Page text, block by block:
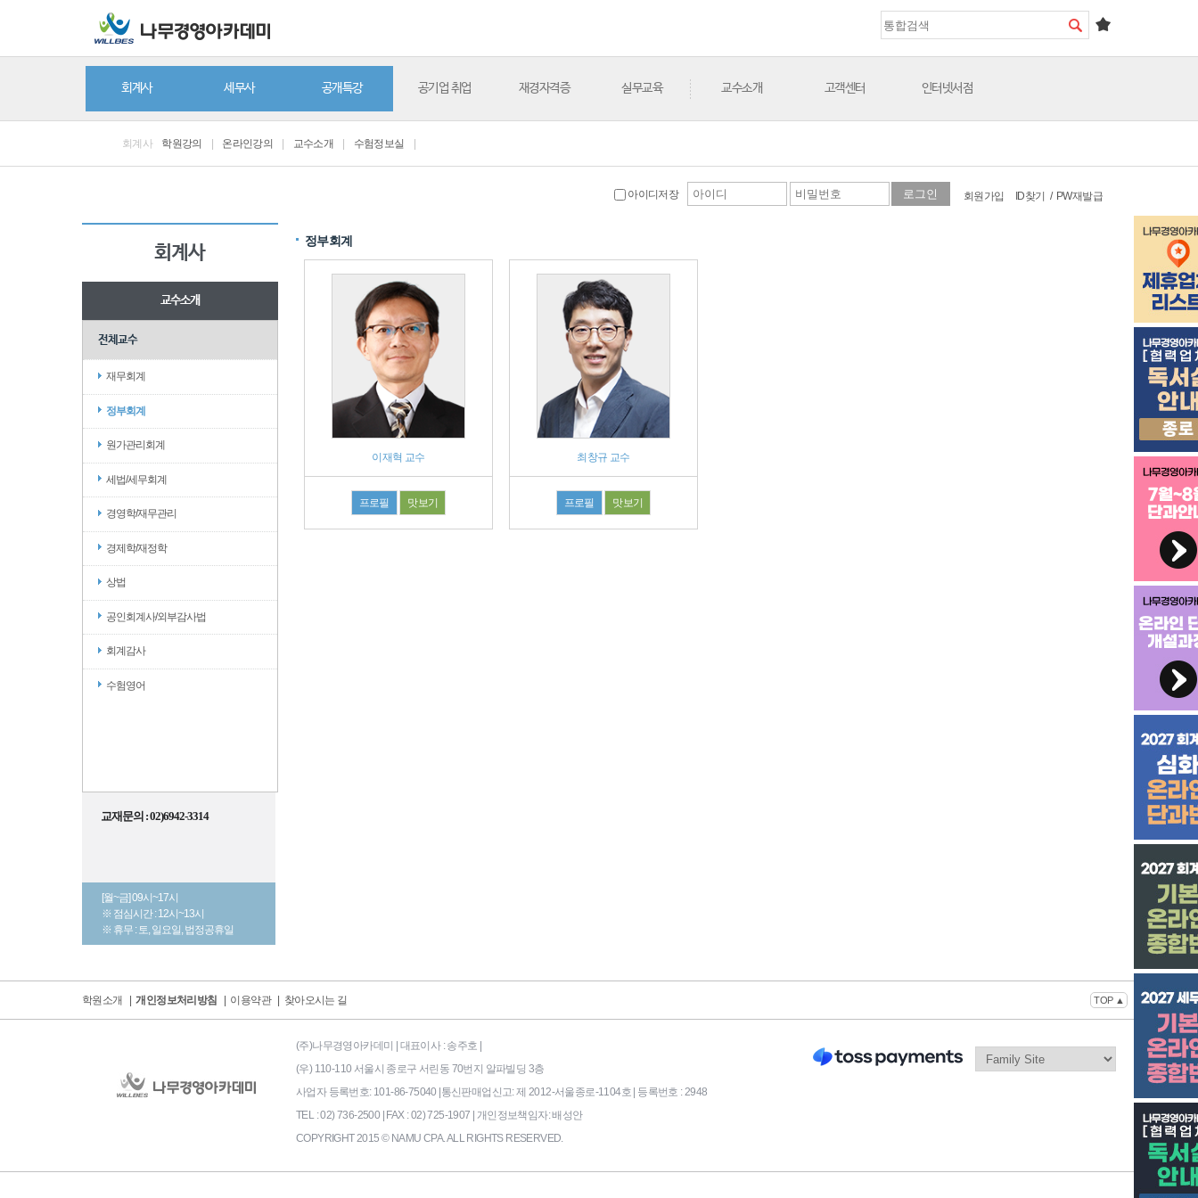
회계사 세무사 공개특강 공기업 취업 재경자격증 실무교육 교수소개 고객센터 인터넷서점
회계사 학원강의 온라인강의 교수소개 수험정보실
아이디저장 회원가입 ID찾기 / PW재발급
회계사
교수소개
전체교수
재무회계
정부회계
원가관리회계
세법/세무회계
경영학/재무관리
경제학/재정학
상법
공인회계사/외부감사법
회계감사
수험영어
교재문의 : 02)6942-3314
[월~금] 09시~17시
※ 점심시간 : 12시~13시
※ 휴무 : 토, 일요일, 법정공휴일
정부회계
이재혁 교수
프로필 맛보기
최창규 교수
프로필 맛보기
학원소개 개인정보처리방침 이용약관 찾아오시는 길 TOP ▲
(주)나무경영아카데미 | 대표이사 : 송주호 |
(우) 110-110 서울시 종로구 서린동 70번지 알파빌딩 3층
사업자 등록번호: 101-86-75040 | 통신판매업신고: 제 2012-서울종로-1104호 | 등록번호 : 2948
TEL : 02) 736-2500 | FAX : 02) 725-1907 | 개인정보책임자: 배성안
COPYRIGHT 2015 © NAMU CPA. ALL RIGHTS RESERVED.169|End Timer : 0.0546875